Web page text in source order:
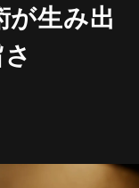
が生み出